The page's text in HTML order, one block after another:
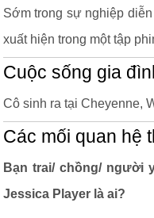
Sớm trong sự nghiệp
xuất hiện trong một tập
Cuộc sống gia
Cô sinh ra tại Cheyenne,
Các mối quan hệ
Bạn trai/ chồng/ người
Jessica Player là ai?